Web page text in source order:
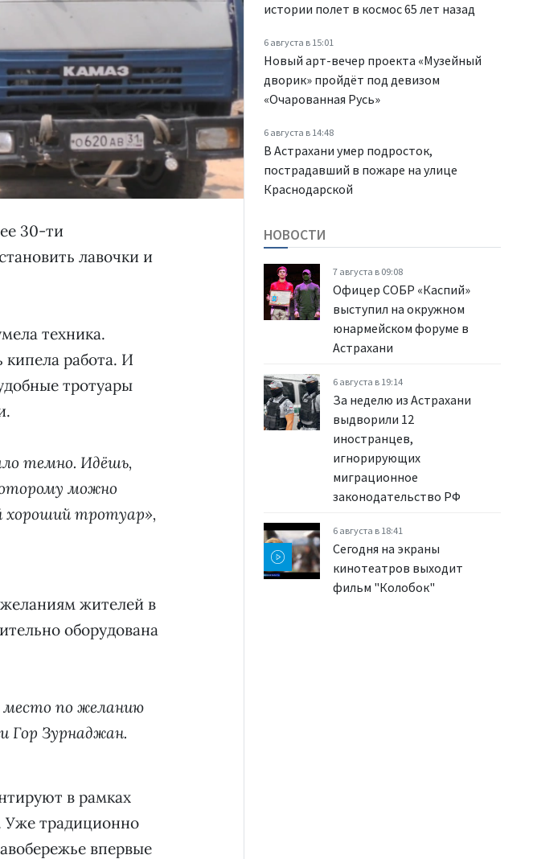
истории полет в космос 65 лет назад
6 августа в 15:01
Новый арт-вечер проекта «Музейный
дворик» пройдёт под девизом
«Очарованная Русь»
6 августа в 14:48
В Астрахани умер подросток,
пострадавший в пожаре на улице
Краснодарской
30-ти
лавочки и
техника.
кипела работа. И
тротуары
темно. Идёшь,
можно
хороший тротуар»,
жителей в
оборудована
место по желанию
Гор Зурнаджан.
в рамках
Уже традиционно
впервые
НОВОСТИ
7 августа в 09:08
Офицер СОБР «Каспий»
выступил на окружном
юнармейском форуме в
Астрахани
6 августа в 19:14
За неделю из Астрахани
выдворили 12
иностранцев,
игнорирующих
миграционное
законодательство РФ
6 августа в 18:41
Сегодня на экраны
кинотеатров выходит
фильм "Колобок"